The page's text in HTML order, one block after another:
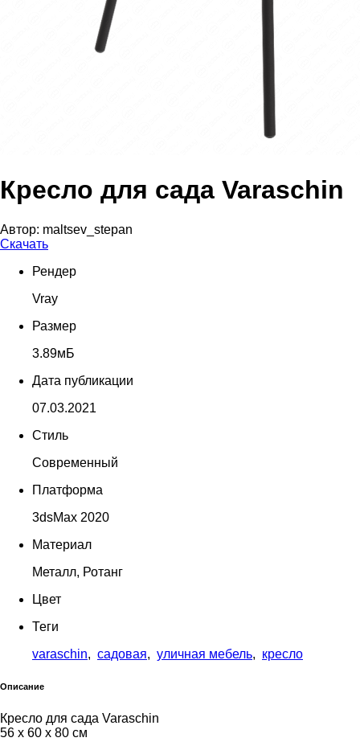
Кресло для сада Varaschin
Автор: maltsev_stepan
Скачать
Рендер
Vray
Размер
3.89мБ
Дата публикации
07.03.2021
Стиль
Современный
Платформа
3dsMax 2020
Материал
Металл, Ротанг
Цвет
Теги
varaschin, садовая, уличная мебель, кресло
Описание
Кресло для сада Varaschin
56 x 60 x 80 см